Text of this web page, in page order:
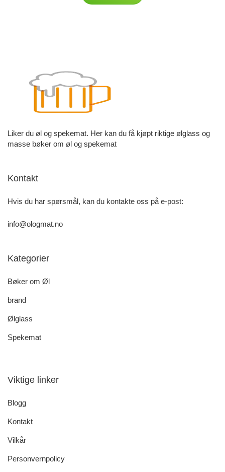
Liker du øl og spekemat. Her kan du få kjøpt riktige ølglass og
masse bøker om øl og spekemat
Kontakt
Hvis du har spørsmål, kan du kontakte oss på e-post:
info@ologmat.no
Kategorier
Bøker om Øl
brand
Ølglass
Spekemat
Viktige linker
Blogg
Kontakt
Vilkår
Personvernpolicy